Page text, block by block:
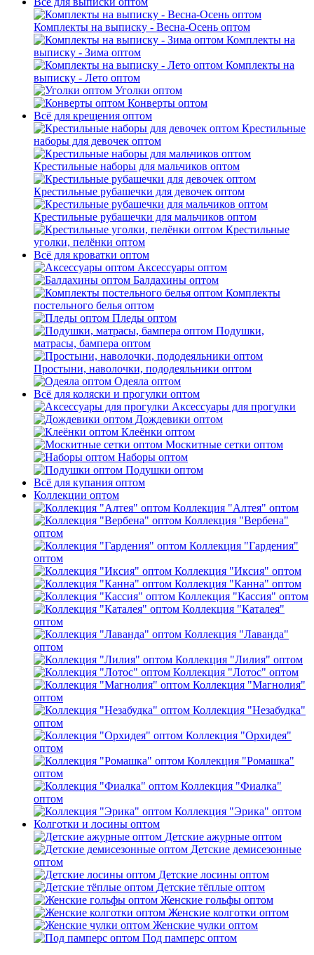
Комплекты на выписку - Весна-Осень оптом
Комплекты на
выписку - Зима оптом
Комплекты на
выписку - Лето оптом
Уголки оптом
Конверты оптом
Всё для крещения оптом
Крестильные
наборы для девочек оптом
Крестильные наборы для мальчиков оптом
Крестильные рубашечки для девочек оптом
Крестильные рубашечки для мальчиков оптом
Крестильные
уголки, пелёнки оптом
Всё для кроватки оптом
Аксессуары оптом
Балдахины оптом
Комплекты
постельного белья оптом
Пледы оптом
Подушки,
матрасы, бампера оптом
Простыни, наволочки, пододеяльники оптом
Одеяла оптом
Всё для коляски и прогулки оптом
Аксессуары для прогулки
Дождевики оптом
Клеёнки оптом
Москитные сетки оптом
Наборы оптом
Подушки оптом
Всё для купания оптом
Коллекции оптом
Коллекция "Алтея" оптом
Коллекция "Вербена"
оптом
Коллекция "Гардения"
оптом
Коллекция "Иксия" оптом
Коллекция "Канна" оптом
Коллекция "Кассия" оптом
Коллекция "Каталея"
оптом
Коллекция "Лаванда"
оптом
Коллекция "Лилия" оптом
Коллекция "Лотос" оптом
Коллекция "Магнолия"
оптом
Коллекция "Незабудка"
оптом
Коллекция "Орхидея"
оптом
Коллекция "Ромашка"
оптом
Коллекция "Фиалка"
оптом
Коллекция "Эрика" оптом
Колготки и лосины оптом
Детские ажурные оптом
Детские демисезонные
оптом
Детские лосины оптом
Детские тёплые оптом
Женские гольфы оптом
Женские колготки оптом
Женские чулки оптом
Под памперс оптом